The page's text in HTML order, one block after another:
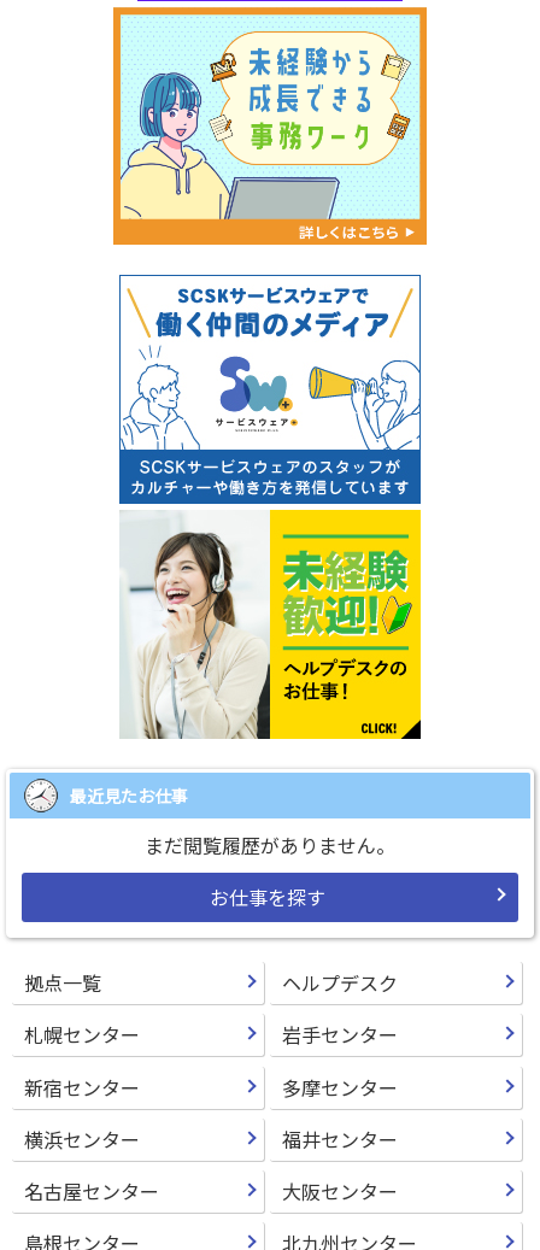
最近見たお仕事
まだ閲覧履歴がありません。
お仕事を探す
拠点一覧
ヘルプデスク
札幌センター
岩手センター
新宿センター
多摩センター
横浜センター
福井センター
名古屋センター
大阪センター
島根センター
北九州センター